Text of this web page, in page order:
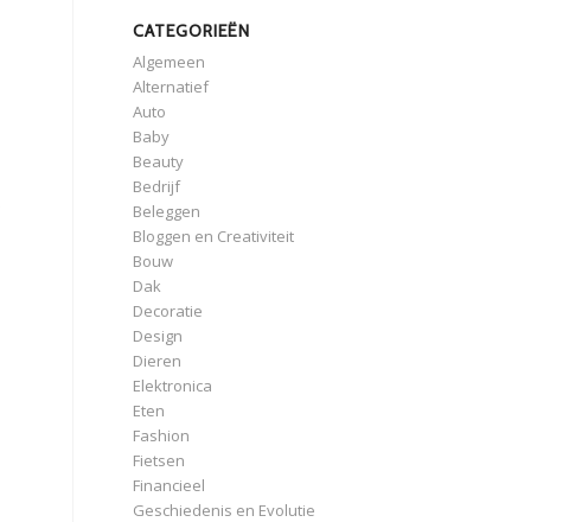
CATEGORIEËN
Algemeen
Alternatief
Auto
Baby
Beauty
Bedrijf
Beleggen
Bloggen en Creativiteit
Bouw
Dak
Decoratie
Design
Dieren
Elektronica
Eten
Fashion
Fietsen
Financieel
Geschiedenis en Evolutie